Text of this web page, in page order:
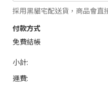
採用黑貓宅配送貨，商品會直
付款方式
免費結帳
小計:
運費: